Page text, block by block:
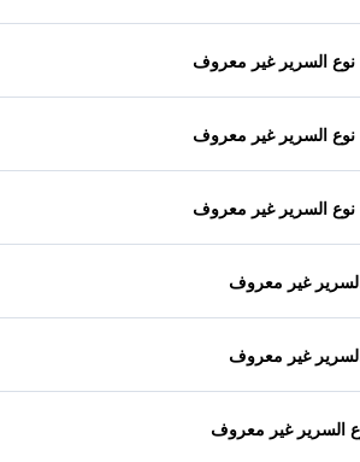
غير معروف
غير معروف
السرير غير معروف